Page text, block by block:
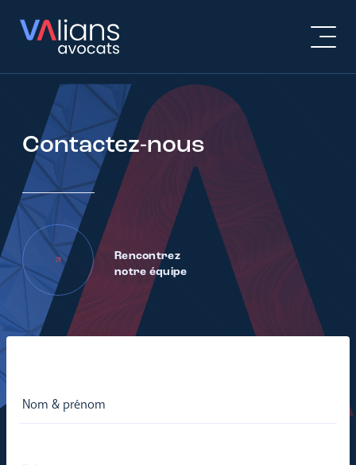
Contactez-nous
Rencontrez
notre équipe